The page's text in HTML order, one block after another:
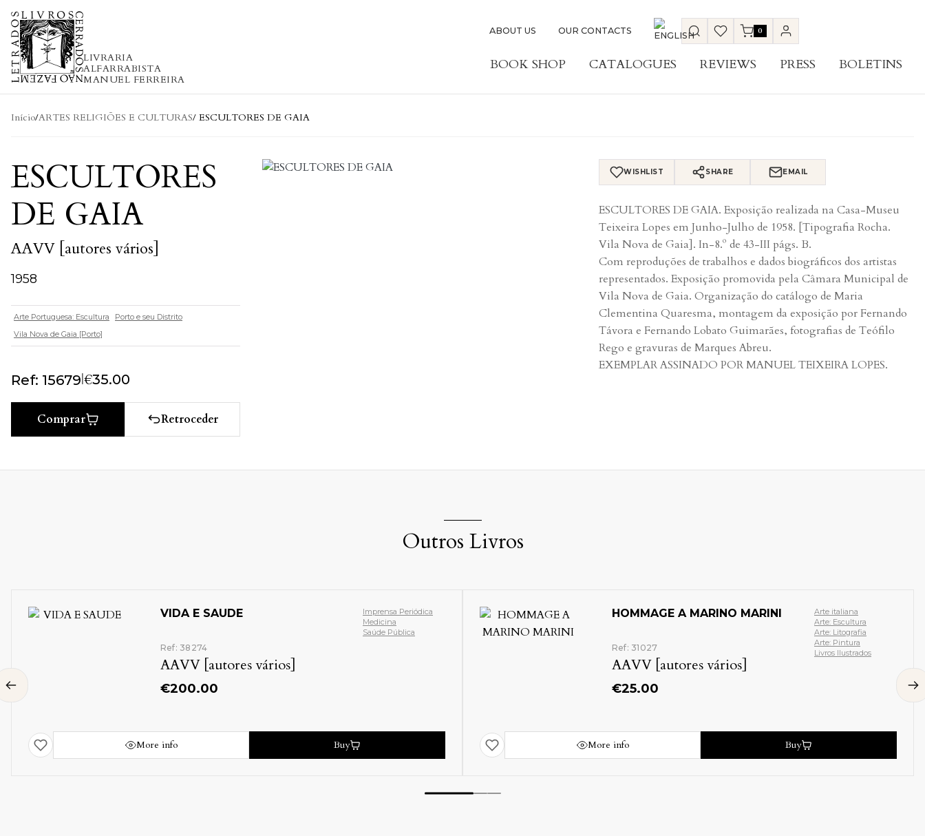
Skip to content
LIVRARIA
ALFARRABISTA
MANUEL FERREIRA
ABOUT US OUR CONTACTS 0
BOOK SHOP CATALOGUES REVIEWS PRESS BOLETINS
Início/ARTES RELIGIÕES E CULTURAS/ ESCULTORES DE GAIA
ESCULTORES
DE GAIA
AAVV [autores vários]
1958
Arte Portuguesa: Escultura
Porto e seu Distrito
Vila Nova de Gaia [Porto]
Ref: 15679|€35.00
Comprar Retroceder
WISHLIST SHARE EMAIL
ESCULTORES DE GAIA. Exposição realizada na Casa-Museu
Teixeira Lopes em Junho-Julho de 1958. [Tipografia Rocha.
Vila Nova de Gaia]. In-8.º de 43-III págs. B.
Com reproduções de trabalhos e dados biográficos dos artistas
representados. Exposição promovida pela Câmara Municipal de
Vila Nova de Gaia. Organização do catálogo de Maria
Clementina Quaresma, montagem da exposição por Fernando
Távora e Fernando Lobato Guimarães, fotografias de Teófilo
Rego e gravuras de Marques Abreu.
EXEMPLAR ASSINADO POR MANUEL TEIXEIRA LOPES.
Outros Livros
VIDA E SAUDE
Ref: 38274
AAVV [autores vários]
€200.00
Imprensa Periódica
Medicina
Saúde Pública
More info Buy
HOMMAGE A MARINO MARINI
Ref: 31027
AAVV [autores vários]
€25.00
Arte italiana
Arte: Escultura
Arte: Litografia
Arte: Pintura
Livros Ilustrados
More info Buy